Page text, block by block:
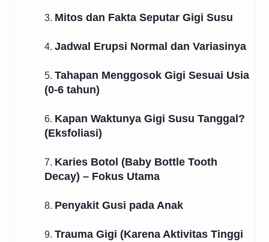
3. Mitos dan Fakta Seputar Gigi Susu
4. Jadwal Erupsi Normal dan Variasinya
5. Tahapan Menggosok Gigi Sesuai Usia
(0-6 tahun)
6. Kapan Waktunya Gigi Susu Tanggal?
(Eksfoliasi)
7. Karies Botol (Baby Bottle Tooth
Decay) – Fokus Utama
8. Penyakit Gusi pada Anak
9. Trauma Gigi (Karena Aktivitas Tinggi